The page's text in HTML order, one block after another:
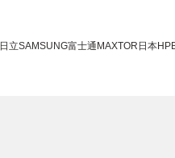
日立SAMSUNG富士通 MAXTOR 日本HP